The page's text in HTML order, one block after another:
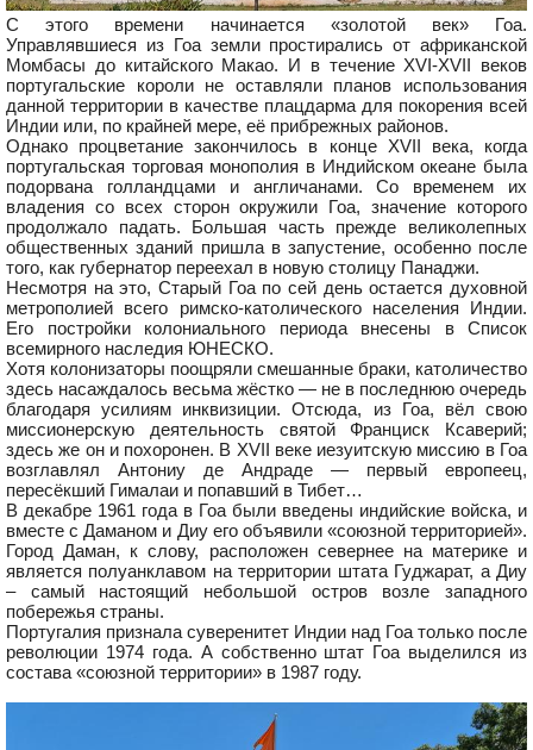
С этого времени начинается «золотой век» Гоа.
Управлявшиеся из Гоа земли простирались от африканской
Момбасы до китайского Макао. И в течение XVI-XVII веков
португальские короли не оставляли планов использования
данной территории в качестве плацдарма для покорения всей
Индии или, по крайней мере, её прибрежных районов.
Однако процветание закончилось в конце XVII века, когда
португальская торговая монополия в Индийском океане была
подорвана голландцами и англичанами. Со временем их
владения со всех сторон окружили Гоа, значение которого
продолжало падать. Большая часть прежде великолепных
общественных зданий пришла в запустение, особенно после
того, как губернатор переехал в новую столицу Панаджи.
Несмотря на это, Старый Гоа по сей день остается духовной
метрополией всего римско-католического населения Индии.
Его постройки колониального периода внесены в Список
всемирного наследия ЮНЕСКО.
Хотя колонизаторы поощряли смешанные браки, католичество
здесь насаждалось весьма жёстко — не в последнюю очередь
благодаря усилиям инквизиции. Отсюда, из Гоа, вёл свою
миссионерскую деятельность святой Франциск Ксаверий;
здесь же он и похоронен. В XVII веке иезуитскую миссию в Гоа
возглавлял Антониу де Андраде — первый европеец,
пересёкший Гималаи и попавший в Тибет…
В декабре 1961 года в Гоа были введены индийские войска, и
вместе с Даманом и Диу его объявили «союзной территорией».
Город Даман, к слову, расположен севернее на материке и
является полуанклавом на территории штата Гуджарат, а Диу
– самый настоящий небольшой остров возле западного
побережья страны.
Португалия признала суверенитет Индии над Гоа только после
революции 1974 года. А собственно штат Гоа выделился из
состава «союзной территории» в 1987 году.